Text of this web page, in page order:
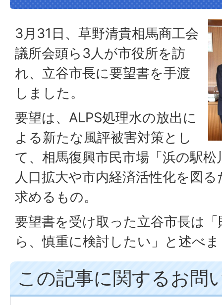
3月31日、草野清貴相馬商工会
議所会頭ら3人が市役所を訪
れ、立谷市長に要望書を手渡
しました。
要望は、ALPS処理水の放出に
よる新たな風評被害対策とし
て、相馬復興市民市場「浜の駅
人口拡大や市内経済活性化を図
求めるもの。
要望書を受け取った立谷市長は
ら、慎重に検討したい」と述べ
この記事に関するお問